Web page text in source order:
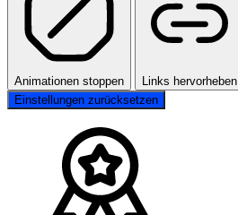
Animationen stoppen
Links hervorheben
Einstellungen zurücksetzen